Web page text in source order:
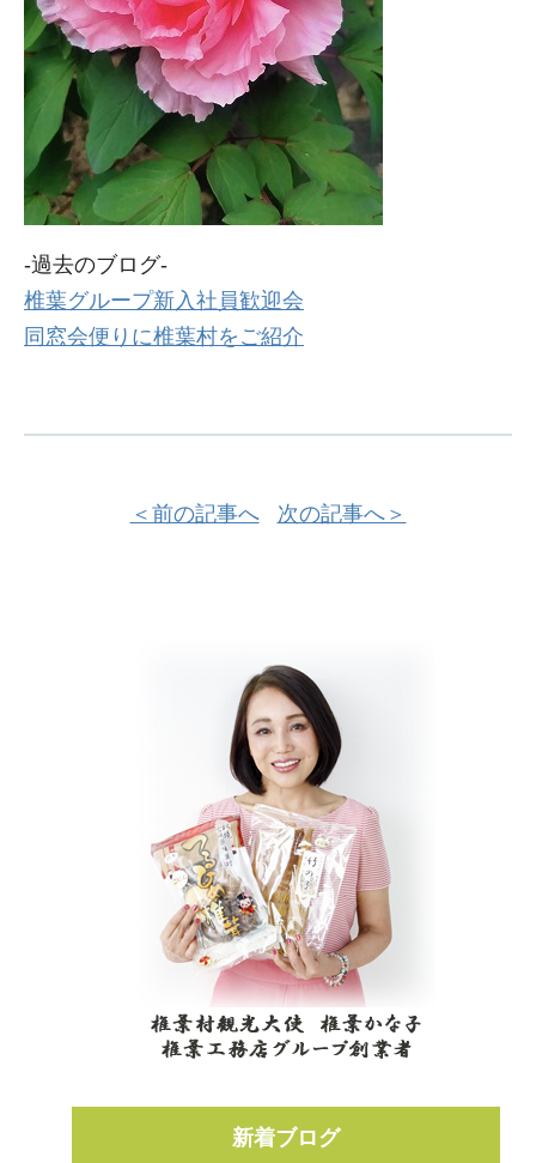
-過去のブログ-
椎葉グループ新入社員歓迎会
同窓会便りに椎葉村をご紹介
＜前の記事へ 次の記事へ＞
新着ブログ